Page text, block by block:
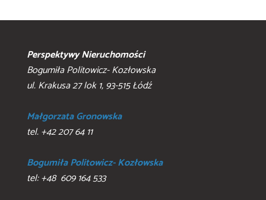
Perspektywy Nieruchomości
Bogumiła Politowicz- Kozłowska
ul. Krakusa 27 lok 1, 93-515 Łódź
Małgorzata Gronowska
tel. +42 207 64 11
Bogumiła Politowicz- Kozłowska
tel: +48 609 164 533